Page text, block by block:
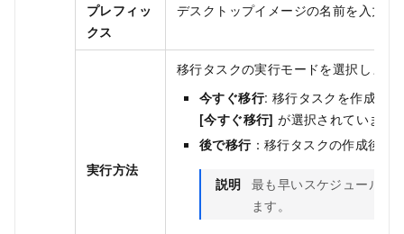
プレフィッ
クス
デスクトップイメージの名前を入力し
実行方法
移行タスクの実行モードを選択します
今すぐ移行: 移行タスクを作成し
[今すぐ移行] が選択されています
後で移行：移行タスクの作成後、
説明 最も早いスケジュール実
ます。